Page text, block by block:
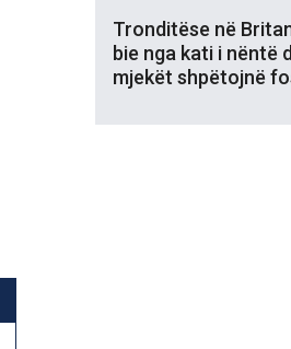
Tronditëse në
bie nga kati i nëntë
mjekët shpëtojnë